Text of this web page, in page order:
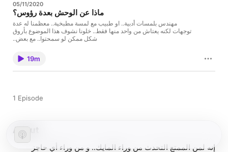
05/11/2020
ماذا عن الوحش بعدة رؤوس؟
مهندس بلمسات أدبية.. او طبيب مع لمسة مطبخية.. معظمنا له عدة
توجهات لكنه يعتاش من واحد منها فقط.. خلونا نشوف هذا الموضوع بأروق
شكل ممكن لو سمحتوا.. مع بعض..
19m
1 Episode
About
إنه لمن الممتع التحدث من وراء المايك.. و من وراء أي حاجز